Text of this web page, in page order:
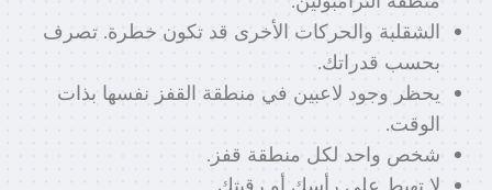
الشقلبة والحركات الأخرى قد تكون خطرة. تصرف
بحسب قدراتك.
يحظر وجود لاعبين في منطقة القفز نفسها بذات
الوقت.
شخص واحد لكل منطقة قفز.